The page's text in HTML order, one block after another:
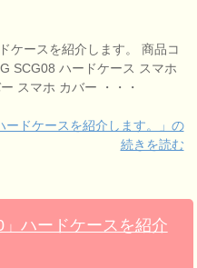
ケースを紹介します。 商品コ
SCG08 ハードケース スマホ
スマホ カバー ・・・
ードケースを紹介します。」の
続きを読む
」ハードケースを紹介